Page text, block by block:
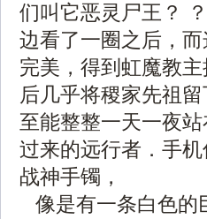
们叫它恶灵尸王？
边看了一圈之后，
完美，得到虹魔教
后几乎将稷家先祖
至能整整一天一夜
过来的远行者．手
战神手镯，
像是有一条白色的